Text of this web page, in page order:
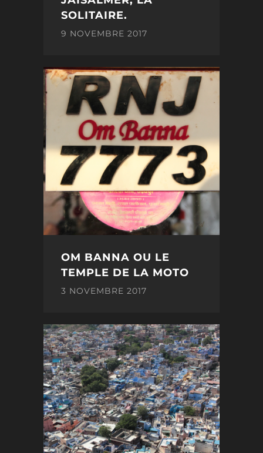
SOLITAIRE.
9 NOVEMBRE 2017
OM BANNA OU LE
TEMPLE DE LA MOTO
3 NOVEMBRE 2017